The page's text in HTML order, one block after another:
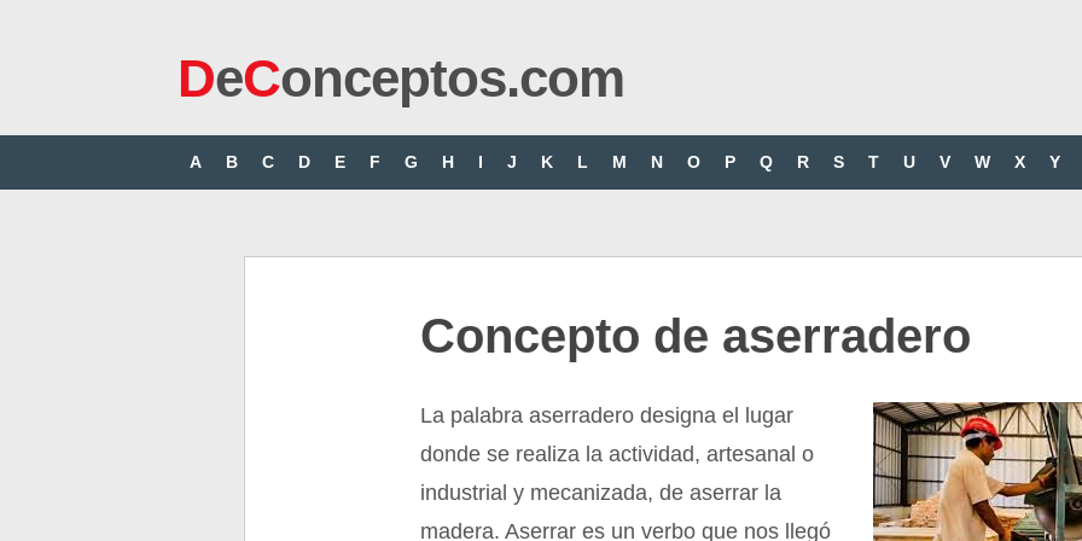
DeConceptos.com
A B C D E F G H I J K L M N O P Q R S T U V W X Y
Concepto de aserradero
La palabra aserradero designa el lugar
donde se realiza la actividad, artesanal o
industrial y mecanizada, de aserrar la
madera. Aserrar es un verbo que nos llegó